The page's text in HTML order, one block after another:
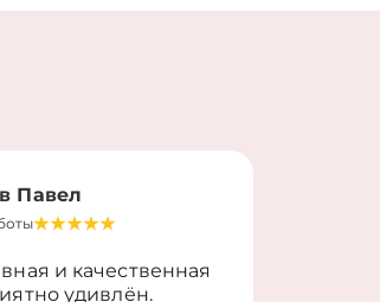
Павел
и качественная
удивлён.